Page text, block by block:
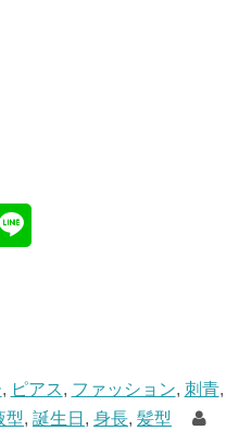
, ピアス, ファッション, 刺青,
型, 誕生日 , 身長, 髪型